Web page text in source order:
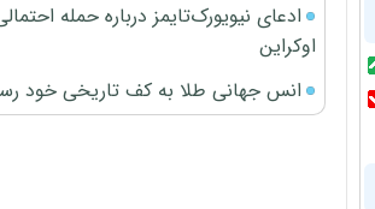
ادعای نیویورک‌تایمز درباره حمله
اوکراین
انس جهانی طلا به کف تاریخی خود